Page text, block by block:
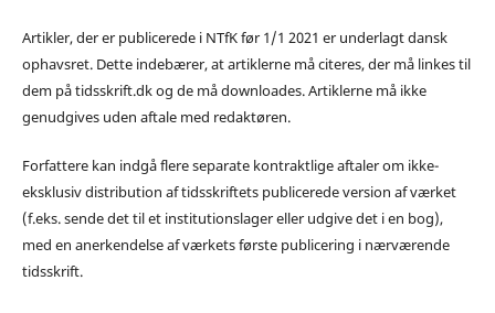
Artikler, der er publicerede i NTfK før 1/1 2021 er underlagt dansk
ophavsret. Dette indebærer, at artiklerne må citeres, der må linkes til
dem på tidsskrift.dk og de må downloades. Artiklerne må ikke
genudgives uden aftale med redaktøren.
Forfattere kan indgå flere separate kontraktlige aftaler om ikke-
eksklusiv distribution af tidsskriftets publicerede version af værket
(f.eks. sende det til et institutionslager eller udgive det i en bog),
med en anerkendelse af værkets første publicering i nærværende
tidsskrift.